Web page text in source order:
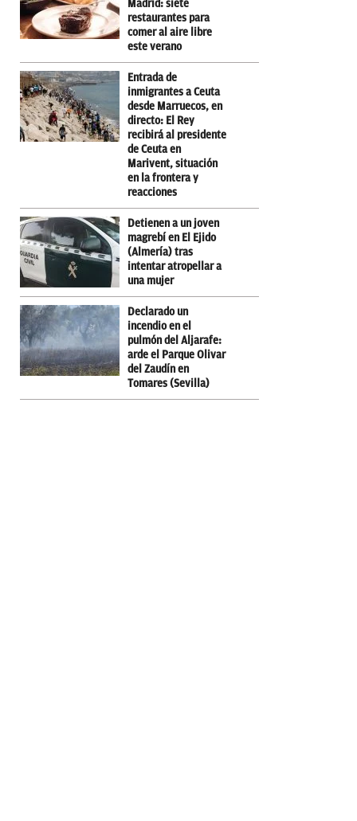
Madrid: siete
restaurantes para
comer al aire libre
este verano
Entrada de
inmigrantes a Ceuta
desde Marruecos, en
directo: El Rey
recibirá al presidente
de Ceuta en
Marivent, situación
en la frontera y
reacciones
Detienen a un joven
magrebí en El Ejido
(Almería) tras
intentar atropellar a
una mujer
Declarado un
incendio en el
pulmón del Aljarafe:
arde el Parque Olivar
del Zaudín en
Tomares (Sevilla)